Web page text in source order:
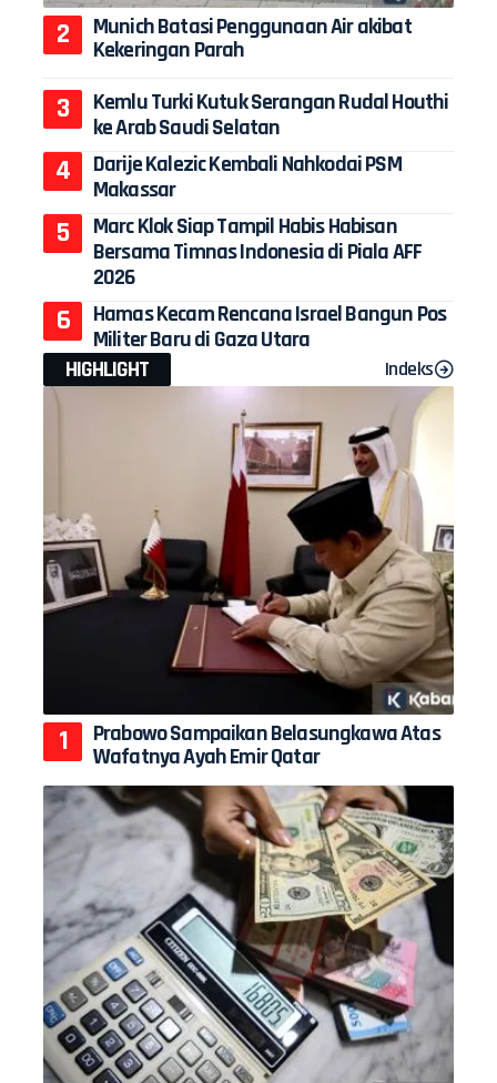
Munich Batasi Penggunaan Air akibat
Kekeringan Parah
Kemlu Turki Kutuk Serangan Rudal Houthi
ke Arab Saudi Selatan
Darije Kalezic Kembali Nahkodai PSM
Makassar
Marc Klok Siap Tampil Habis Habisan
Bersama Timnas Indonesia di Piala AFF
2026
Hamas Kecam Rencana Israel Bangun Pos
Militer Baru di Gaza Utara
HIGHLIGHT
Indeks
Prabowo Sampaikan Belasungkawa Atas
Wafatnya Ayah Emir Qatar